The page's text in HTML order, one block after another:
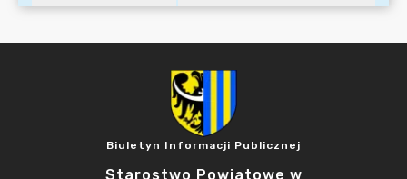
Biuletyn Informacji Publicznej
Starostwo Powiatowe w